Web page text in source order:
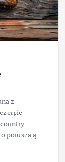
z
poruszają